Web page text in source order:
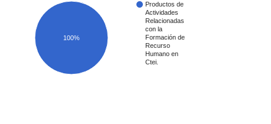
Productos de
Actividades
Relacionadas
con la
Formación de
Recurso
Humano en
Ctei.
100%